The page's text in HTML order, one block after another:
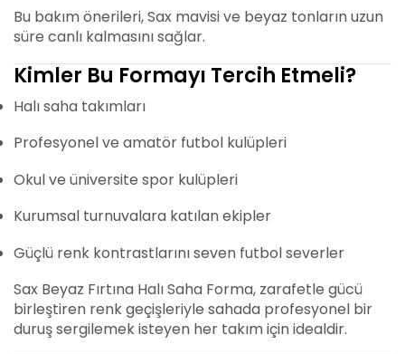
Bu bakım önerileri, Sax mavisi ve beyaz tonların uzun
süre canlı kalmasını sağlar.
Kimler Bu Formayı Tercih Etmeli?
Halı saha takımları
Profesyonel ve amatör futbol kulüpleri
Okul ve üniversite spor kulüpleri
Kurumsal turnuvalara katılan ekipler
Güçlü renk kontrastlarını seven futbol severler
Sax Beyaz Fırtına Halı Saha Forma, zarafetle gücü
birleştiren renk geçişleriyle sahada profesyonel bir
duruş sergilemek isteyen her takım için idealdir.